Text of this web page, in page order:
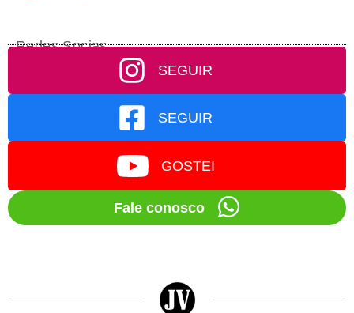
Redes Socias
SEGUIR
SEGUIR
GOSTEI
Fale conosco